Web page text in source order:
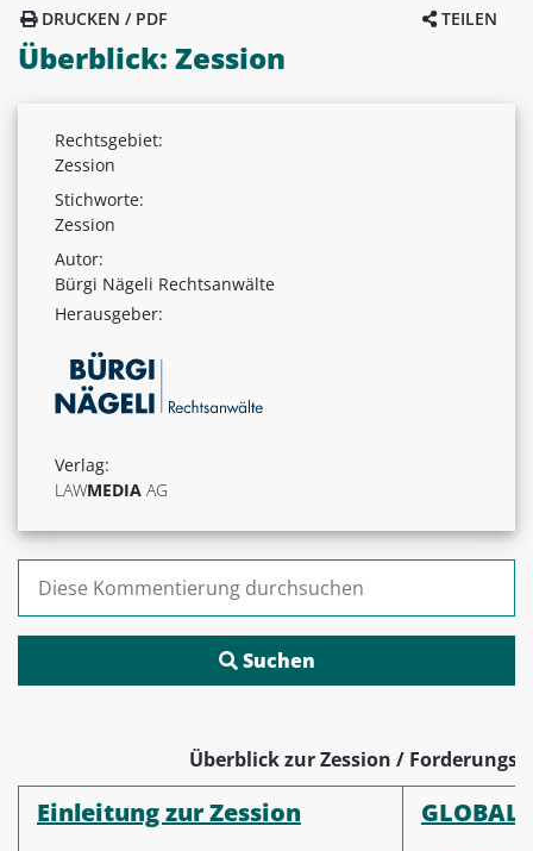
TEILEN
DRUCKEN / PDF
Überblick: Zession
Rechtsgebiet:
Zession
Stichworte:
Zession
Autor:
Bürgi Nägeli Rechtsanwälte
Herausgeber:
Verlag:
LAWMEDIA AG
Suchen nach:
Überblick zur Zession /
Einleitung zur Zession